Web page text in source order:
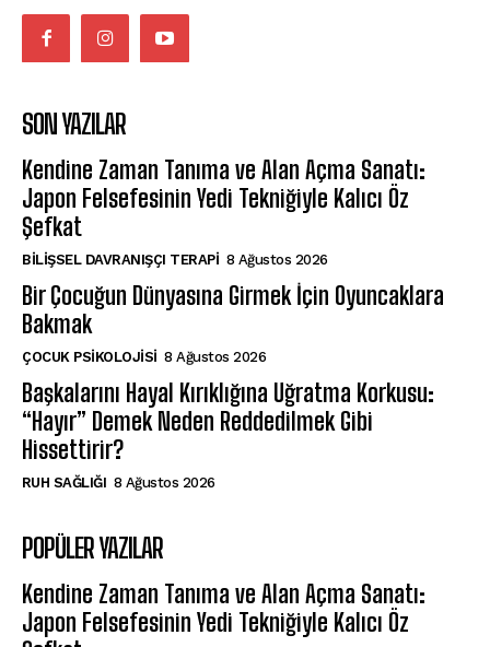
SON YAZILAR
Kendine Zaman Tanıma ve Alan Açma Sanatı:
Japon Felsefesinin Yedi Tekniğiyle Kalıcı Öz
Şefkat
BILIŞSEL DAVRANIŞÇI TERAPI 8 Ağustos 2026
Bir Çocuğun Dünyasına Girmek İçin Oyuncaklara
Bakmak
ÇOCUK PSIKOLOJISI 8 Ağustos 2026
Başkalarını Hayal Kırıklığına Uğratma Korkusu:
“Hayır” Demek Neden Reddedilmek Gibi
Hissettirir?
⁠RUH SAĞLIĞI 8 Ağustos 2026
POPÜLER YAZILAR
Kendine Zaman Tanıma ve Alan Açma Sanatı:
Japon Felsefesinin Yedi Tekniğiyle Kalıcı Öz